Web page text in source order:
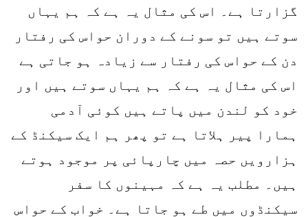
گزارتا ہے۔ اس کی مثال یہ ہے کہ ہم یہاں
سوتے ہیں تو سونے کے دوران حواس کی رفتار
دن کے حواس کی رفتار سے زیادہ ہو جاتی ہے
اس کی مثال یہ ہے کہ ہم یہاں سوتے ہیں اور
خود کو لندن میں پاتے ہیں کوئی آدمی
ہمارا پیر ہلاتا ہے تو پھر ہم ایک سیکنڈ کے
ہزارویں حصہ میں چارپائی پر موجود ہوتے
ہیں۔ مطلب یہ ہے کہ مہینوں کا سفر
سیکنڈوں میں طے ہو جاتا ہے۔ خواب کے حواس